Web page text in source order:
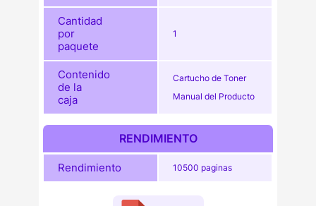
Cantidad
por
paquete
1
Contenido
de la
caja
Cartucho de Toner
Manual del Producto
RENDIMIENTO
Rendimiento 10500 paginas